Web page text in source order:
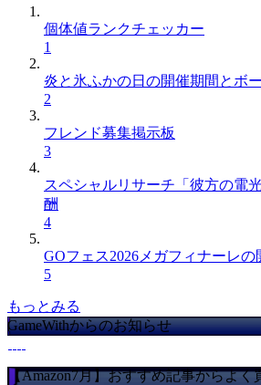
個体値ランクチェッカー
1
炎と氷ふかの日の開催期間とボ
2
フレンド募集掲示板
3
スペシャルリサーチ「彼方の電
酬
4
GOフェス2026メガフィナーレの
5
もっとみる
GameWithからのお知らせ
【Amazon7月】おすすめ記事からよ